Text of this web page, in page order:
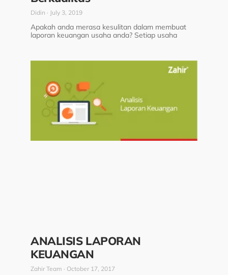
Didin July 3, 2019
Apakah anda merasa kesulitan dalam membuat
laporan keuangan usaha anda? Setiap usaha
ANALISIS LAPORAN
KEUANGAN
Zahir Team October 17, 2017